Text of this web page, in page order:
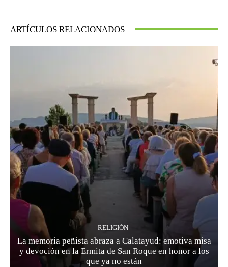
ARTÍCULOS RELACIONADOS
RELIGIÓN
La memoria peñista abraza a Calatayud: emotiva misa
y devoción en la Ermita de San Roque en honor a los
que ya no están